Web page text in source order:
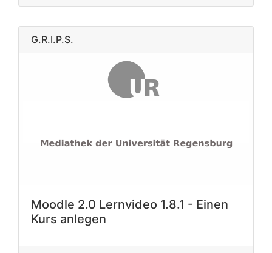
G.R.I.P.S.
Moodle 2.0 Lernvideo 1.8.1 - Einen
Kurs anlegen